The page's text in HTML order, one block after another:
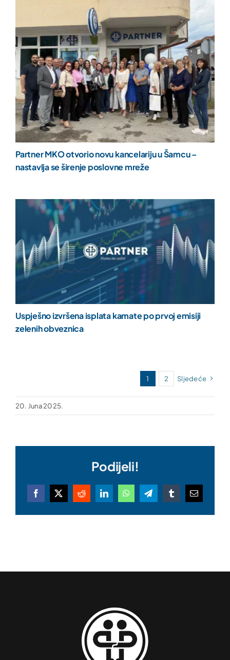
Partner MKO otvorio novu kancelariju u Šamcu –
nastavlja se širenje poslovne mreže
Uspješno izvršena isplata kamate po prvoj emisiji
zelenih obveznica
1 2 Sljedeće
20. Juna 2025.
Podijeli!
Facebook
X RedditLinkedInWhatsAppTelegramTumblrEmail